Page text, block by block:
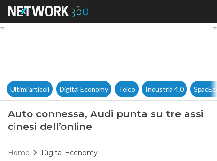
Auto connessa, Audi punta
Ultimi articoli Digital Economy Telco Industria 4.0
Auto connessa, Audi punta su tre assi
cinesi dell’online
Home Digital Economy